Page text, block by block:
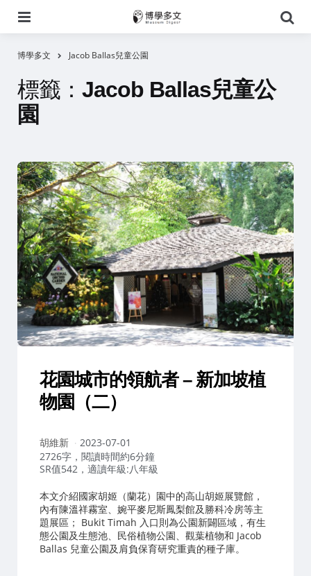
尋
博學多文 Jacob Ballas兒童公園
標籤： Jacob Ballas兒童公
園
花園城市的領航者 – 新加坡植
物園（二）
作
者：
胡維新
2023-07-01
2726字，閱讀時間約6分鐘
SR值542，適讀年級:八年級
本文介紹國家胡姬（蘭花）園中的高山胡姬展覽館，
內有陳溫祥霧室、婉平麥尼斯鳳梨館及勝科冷房等主
題展區； Bukit Timah 入口則為公園新闢區域，有生
態公園及生態池、民俗植物公園、觀葉植物和 Jacob
Ballas 兒童公園及肩負保育研究重責的種子庫。